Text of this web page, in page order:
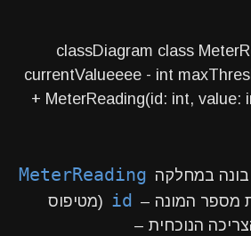
classDiagram class
currentValueeee - int
+ MeterReading(id: int, value:
במחלקה MeterReading
מספר המונה – id (מטיפוס
הנוכחית –